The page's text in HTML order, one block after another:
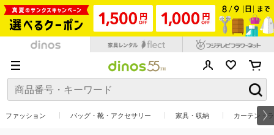
ファッション バッグ・靴・アクセサリー 家具・収納 カーテン・